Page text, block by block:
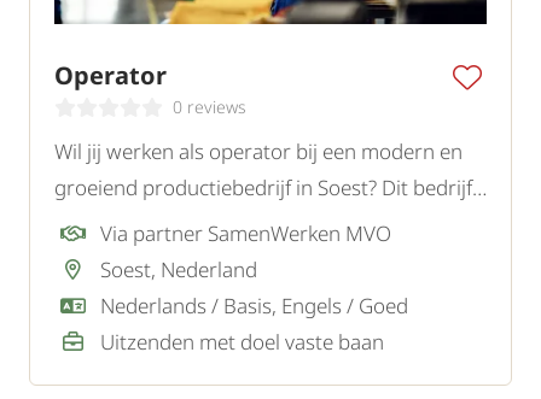
Operator
0 reviews
Wil jij werken als operator bij een modern en
groeiend productiebedrijf in Soest? Dit bedrijf
maakt industriële vloeistoffen en verpakt deze
in flessen en flacons voor distributie naar
groothandels en andere afnemers.
Via partner SamenWerken MVO
Soest, Nederland
Nederlands / Basis, Engels / Goed
Uitzenden met doel vaste baan